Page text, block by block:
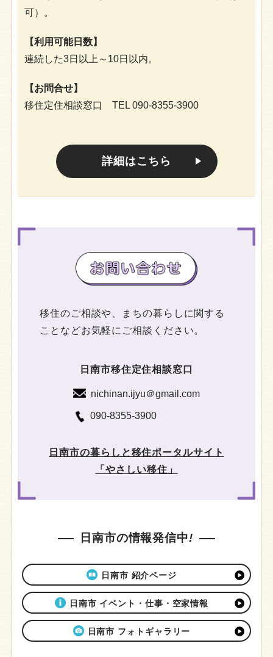
可）。
【利用可能日数】
連続した3日以上～10日以内。
【お問合せ】
移住定住相談窓口
TEL 090-8355-3900
詳細はこちら
移住のご相談や、まちの暮らしに関する
ことなどお気軽にご相談ください。
日南市移住定住相談窓口
nichinan.ijyu＠gmail.com
090-8355-3900
日南市の暮らしと移住ポータルサイト
「やさしい移住」
日南市の情報発信中!
日南市 紹介ページ
日南市 イベント・仕事・空家情報
日南市 フォトギャラリー